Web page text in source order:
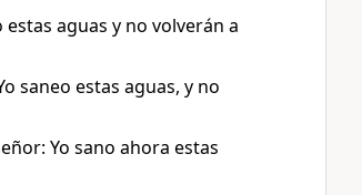
aguas y no volverán a
saneo estas aguas, y no
Yo sano ahora estas